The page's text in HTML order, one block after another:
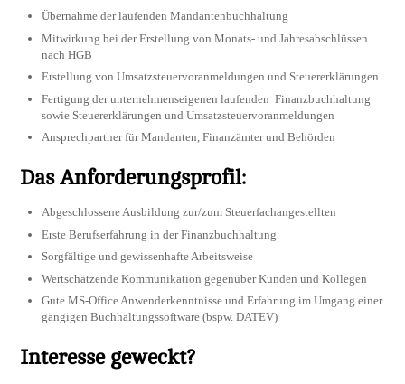
Übernahme der laufenden Mandantenbuchhaltung
Mitwirkung bei der Erstellung von Monats- und Jahresabschlüssen
nach HGB
Erstellung von Umsatzsteuervoranmeldungen und Steuererklärungen
Fertigung der unternehmenseigenen laufenden Finanzbuchhaltung
sowie Steuererklärungen und Umsatzsteuervoranmeldungen
Ansprechpartner für Mandanten, Finanzämter und Behörden
Das Anforderungsprofil:
Abgeschlossene Ausbildung zur/zum Steuerfachangestellten
Erste Berufserfahrung in der Finanzbuchhaltung
Sorgfältige und gewissenhafte Arbeitsweise
Wertschätzende Kommunikation gegenüber Kunden und Kollegen
Gute MS-Office Anwenderkenntnisse und Erfahrung im Umgang einer
gängigen Buchhaltungssoftware (bspw. DATEV)
Interesse geweckt?